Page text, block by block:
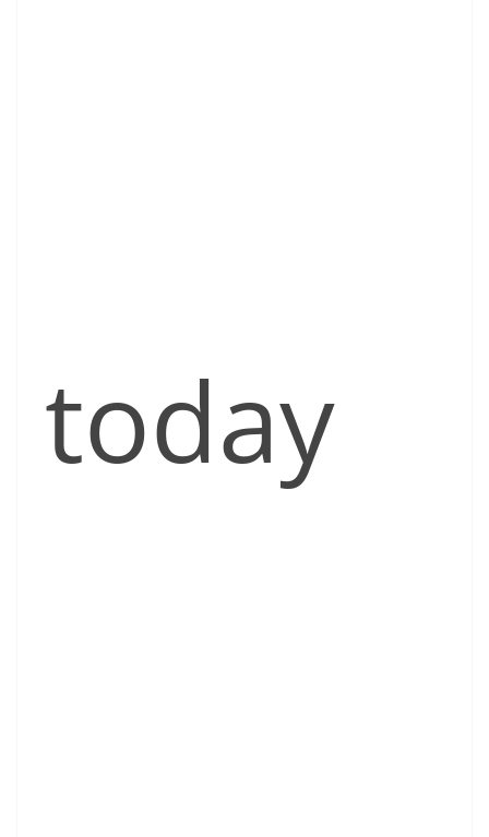
today